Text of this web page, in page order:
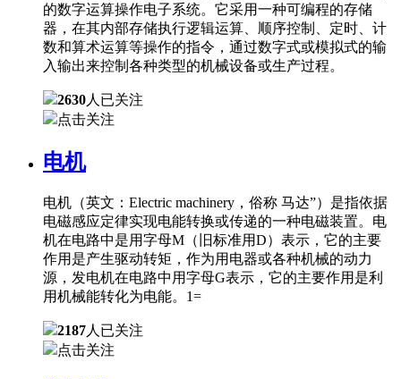
的数字运算操作电子系统。它采用一种可编程的存储
器，在其内部存储执行逻辑运算、顺序控制、定时、计
数和算术运算等操作的指令，通过数字式或模拟式的输
入输出来控制各种类型的机械设备或生产过程。
2630人已关注
点击关注
电机
电机（英文：Electric machinery，俗称 马达”）是指依据
电磁感应定律实现电能转换或传递的一种电磁装置。电
机在电路中是用字母M（旧标准用D）表示，它的主要
作用是产生驱动转矩，作为用电器或各种机械的动力
源，发电机在电路中用字母G表示，它的主要作用是利
用机械能转化为电能。1=
2187人已关注
点击关注